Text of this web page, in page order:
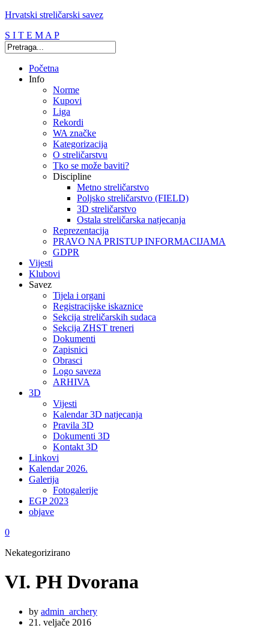
Hrvatski streličarski savez
S I T E M A P
Početna
Info
Norme
Kupovi
Liga
Rekordi
WA značke
Kategorizacija
O streličarstvu
Tko se može baviti?
Discipline
Metno streličarstvo
Poljsko streličarstvo (FIELD)
3D streličarstvo
Ostala streličarska natjecanja
Reprezentacija
PRAVO NA PRISTUP INFORMACIJAMA
GDPR
Vijesti
Klubovi
Savez
Tijela i organi
Registracijske iskaznice
Sekcija streličarskih sudaca
Sekcija ZHST treneri
Dokumenti
Zapisnici
Obrasci
Logo saveza
ARHIVA
3D
Vijesti
Kalendar 3D natjecanja
Pravila 3D
Dokumenti 3D
Kontakt 3D
Linkovi
Kalendar 2026.
Galerija
Fotogalerije
EGP 2023
objave
0
Nekategorizirano
VI. PH Dvorana
by admin_archery
21. veljače 2016